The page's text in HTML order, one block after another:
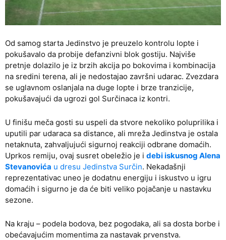
Od samog starta Jedinstvo je preuzelo kontrolu lopte i
pokušavalo da probije defanzivni blok gostiju. Najviše
pretnje dolazilo je iz brzih akcija po bokovima i kombinacija
na sredini terena, ali je nedostajao završni udarac. Zvezdara
se uglavnom oslanjala na duge lopte i brze tranzicije,
pokušavajući da ugrozi gol Surčinaca iz kontri.
U finišu meča gosti su uspeli da stvore nekoliko poluprilika i
uputili par udaraca sa distance, ali mreža Jedinstva je ostala
netaknuta, zahvaljujući sigurnoj reakciji odbrane domaćih.
Uprkos remiju, ovaj susret obeležio je i debi iskusnog Alena
Stevanovića u dresu Jedinstva Surčin. Nekadašnji
reprezentativac uneo je dodatnu energiju i iskustvo u igru
domaćih i sigurno je da će biti veliko pojačanje u nastavku
sezone.
Na kraju – podela bodova, bez pogodaka, ali sa dosta borbe i
obećavajućim momentima za nastavak prvenstva.